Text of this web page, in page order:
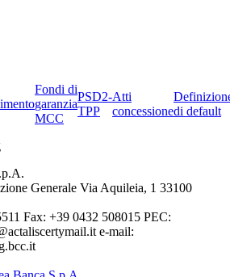
Fondi di
garanzia
MCC
PSD2-
TPP
Atti
concessionedi default
Generale Via Aquileia, 1 33100
Fax: +39 0432 508015 PEC:
e-mail: